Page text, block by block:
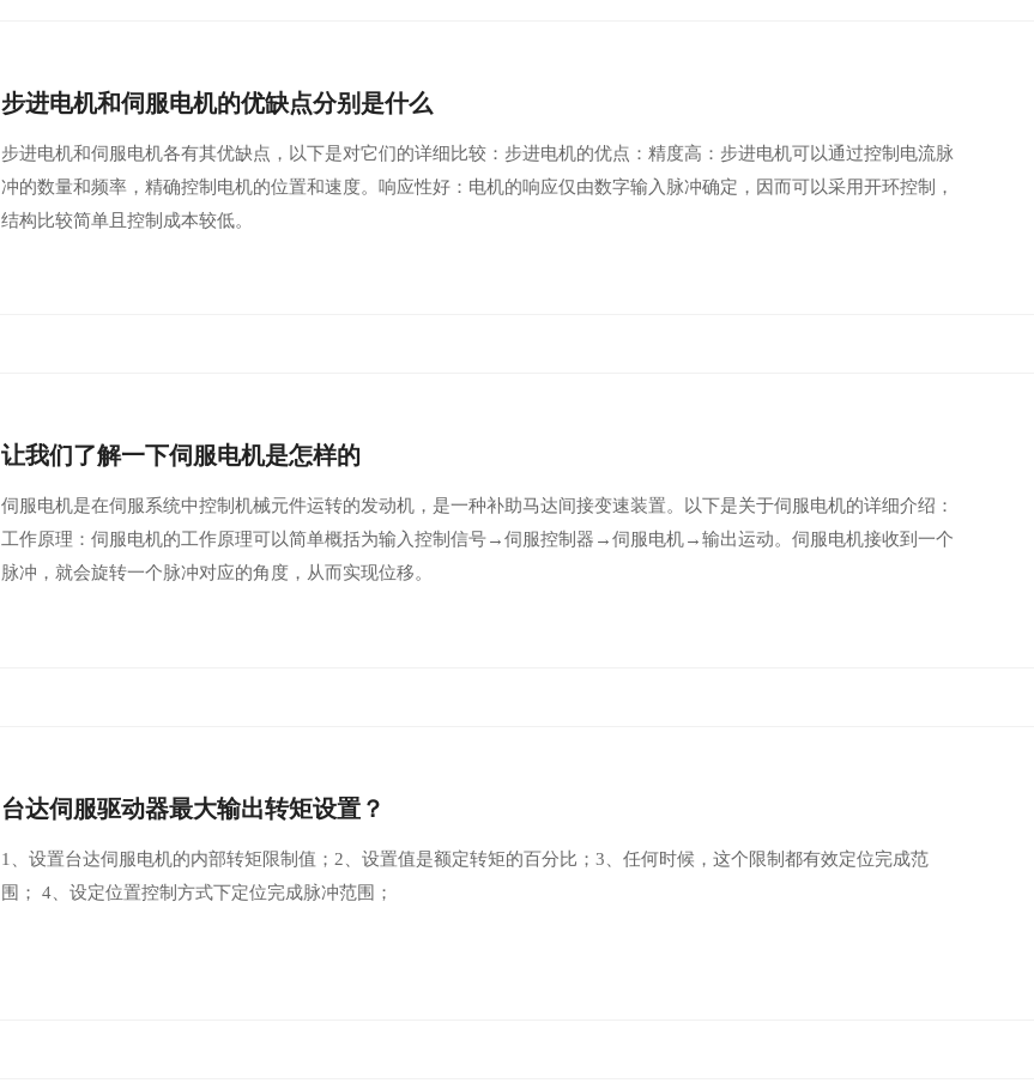
步进电机和伺服电机的优缺点分别是什么
步进电机和伺服电机各有其优缺点，以下是对它们的详细比较：步进电机的优点：精度高：步进电机可以通过控制电流脉
冲的数量和频率，精确控制电机的位置和速度。响应性好：电机的响应仅由数字输入脉冲确定，因而可以采用开环控制，
结构比较简单且控制成本较低。
让我们了解一下伺服电机是怎样的
伺服电机是在伺服系统中控制机械元件运转的发动机，是一种补助马达间接变速装置。以下是关于伺服电机的详细介绍：
工作原理：伺服电机的工作原理可以简单概括为输入控制信号→伺服控制器→伺服电机→输出运动。伺服电机接收到一个
脉冲，就会旋转一个脉冲对应的角度，从而实现位移。
台达伺服驱动器最大输出转矩设置？
​1、设置台达伺服电机的内部转矩限制值；2、设置值是额定转矩的百分比；3、任何时候，这个限制都有效定位完成范
围； 4、设定位置控制方式下定位完成脉冲范围；